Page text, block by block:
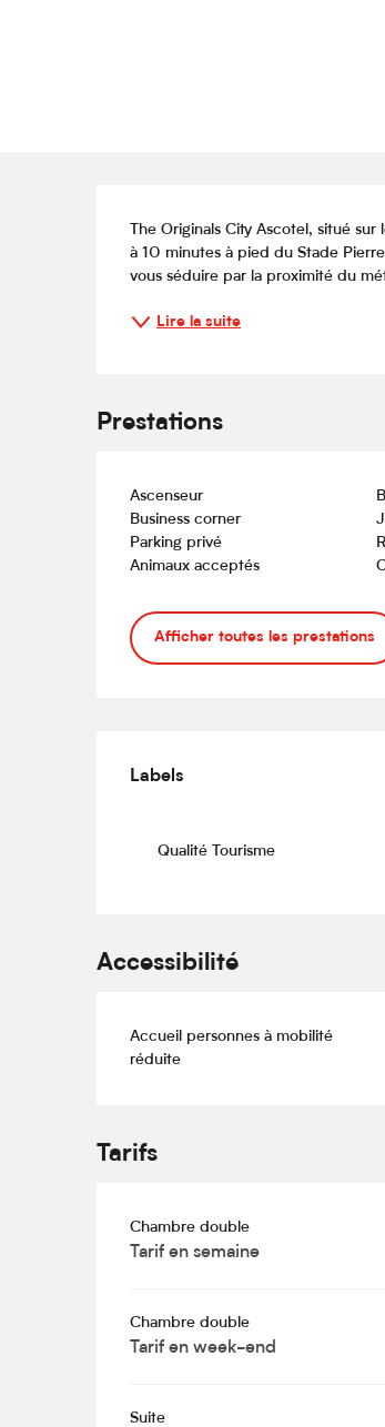
Description
The Originals City Ascotel, situé
à 10 minutes à pied du Stade
vous séduire par la proximité du
Lire la suite
Prestations
Ascenseur
Business corner
Parking privé
Animaux acceptés
Afficher toutes les prestations
Offres de
Labels
Labels
Qualité Tourisme
Accessibilité
Accueil personnes à mobilité
réduite
Tarifs
Chambre double
Tarif en semaine
Chambre double
Tarif en week-end
Suite